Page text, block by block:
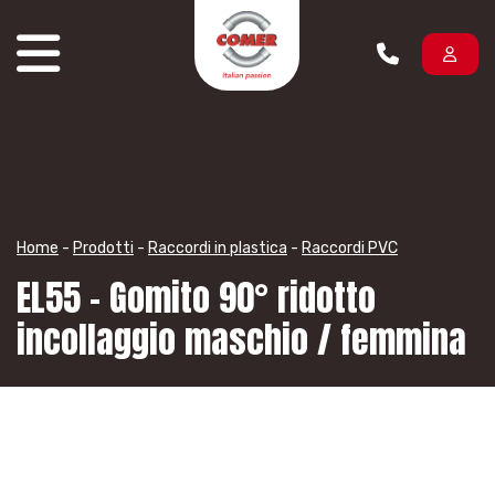
Home - Prodotti - Raccordi in plastica - Raccordi PVC
EL55 – Gomito 90° ridotto
incollaggio maschio / femmina